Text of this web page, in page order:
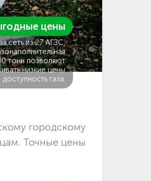
цены
сеть из 27 АГЗС,
тонн позволяют
низкие цены
газа.
городскому
Точные цены